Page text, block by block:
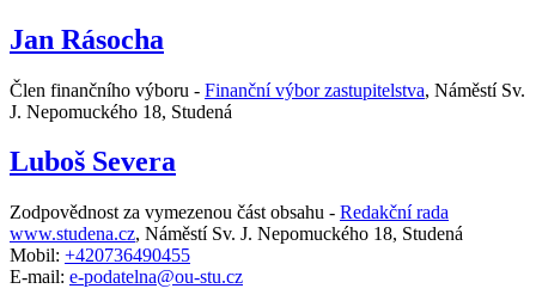
Jan Rásocha
Člen finančního výboru - Finanční výbor zastupitelstva, Náměstí Sv.
J. Nepomuckého 18, Studená
Luboš Severa
Zodpovědnost za vymezenou část obsahu - Redakční rada
www.studena.cz, Náměstí Sv. J. Nepomuckého 18, Studená
Mobil: +420736490455
E-mail: e-podatelna@ou-stu.cz